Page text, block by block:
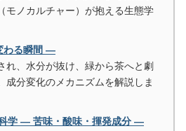
モノカルチャー）が抱える生態学
わる瞬間 ―
れ、水分が抜け、緑から茶へと劇
成分変化のメカニズムを解説しま
学 ― 苦味・酸味・揮発成分 ―